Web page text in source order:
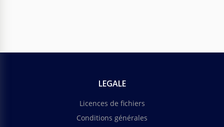
LEGALE
Licences de fichiers
Conditions générales